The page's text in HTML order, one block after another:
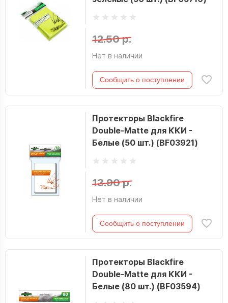
12.50 р.
Нет в наличии
Сообщить о поступлении
Протекторы Blackfire
Double-Matte для ККИ -
Белые (50 шт.) (BF03921)
13.90 р.
Нет в наличии
Сообщить о поступлении
Протекторы Blackfire
Double-Matte для ККИ -
Белые (80 шт.) (BF03594)